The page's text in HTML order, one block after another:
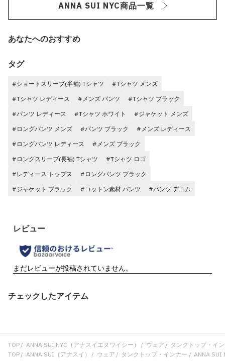
ANNA SUI NYC商品一覧
あなたへのおすすめ
タグ
#ショートスリーブ(半袖) Tシャツ
#Tシャツ メンズ
#Tシャツ レディース
#メンズ パンツ
#Tシャツ ブラック
#パンツ レディース
#Tシャツ ホワイト
#ジャケット メンズ
#ロングパンツ メンズ
#パンツ ブラック
#メンズ レディース
#ロングパンツ レディース
#メンズ ブラック
#ロングスリーブ(長袖) Tシャツ
#Tシャツ ロゴ
#レディース トップス
#ロングパンツ ブラック
#ジャケット ブラック
#コットン素材 パンツ #パンツ デニム
チェックしたアイテム
TOP ANNA SUI NYC（アナスイエヌワイシー） ウェア
タンクトップ・イ
TOP
ANNA SUI（アナスイ） ウェア タンクトップ・インナー ANNA SUI